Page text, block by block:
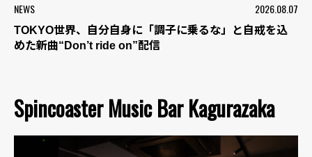
NEWS 2026.08.07
TOKYO世界、自分自身に「調子に乗るな」と自戒を込
めた新曲“Don’t ride on”配信
Spincoaster Music Bar Kagurazaka